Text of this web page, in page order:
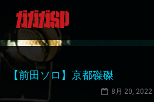
【前田ソロ】京都磔磔
8月 20, 2022